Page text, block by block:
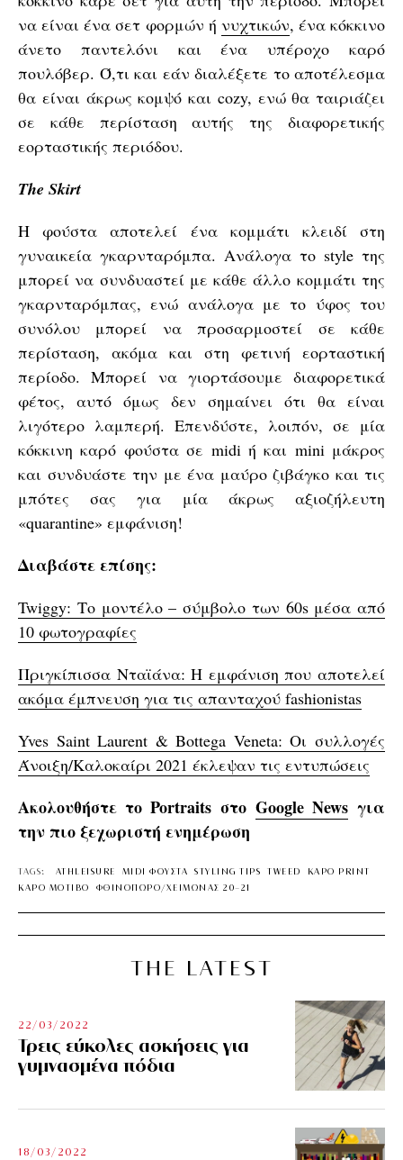
να είναι ένα σετ φορμών ή νυχτικών, ένα κόκκινο
άνετο παντελόνι και ένα υπέροχο καρό
πουλόβερ. Ό,τι και εάν διαλέξετε το αποτέλεσμα
θα είναι άκρως κομψό και cozy, ενώ θα ταιριάζει
σε κάθε περίσταση αυτής της διαφορετικής
εορταστικής περιόδου.
The Skirt
Η φούστα αποτελεί ένα κομμάτι κλειδί στη
γυναικεία γκαρνταρόμπα. Ανάλογα το style της
μπορεί να συνδυαστεί με κάθε άλλο κομμάτι της
γκαρνταρόμπας, ενώ ανάλογα με το ύφος του
συνόλου μπορεί να προσαρμοστεί σε κάθε
περίσταση, ακόμα και στη φετινή εορταστική
περίοδο. Μπορεί να γιορτάσουμε διαφορετικά
φέτος, αυτό όμως δεν σημαίνει ότι θα είναι
λιγότερο λαμπερή. Επενδύστε, λοιπόν, σε μία
κόκκινη καρό φούστα σε midi ή και mini μάκρος
και συνδυάστε την με ένα μαύρο ζιβάγκο και τις
μπότες σας για μία άκρως αξιοζήλευτη
«quarantine» εμφάνιση!
Διαβάστε επίσης:
Twiggy: Το μοντέλο – σύμβολο των 60s μέσα από
10 φωτογραφίες
Πριγκίπισσα Νταϊάνα: H εμφάνιση που αποτελεί
ακόμα έμπνευση για τις απανταχού fashionistas
Yves Saint Laurent & Bottega Veneta: Οι συλλογές
Άνοιξη/Καλοκαίρι 2021 έκλεψαν τις εντυπώσεις
Ακολουθήστε το Portraits στο Google Newsγια
την πιο ξεχωριστή ενημέρωση
TAGS: ATHLEISURE MIDI ΦΟΥΣΤΑ STYLING TIPS TWEED
ΚΑΡΟ PRINT
ΚΑΡΟ ΜΟΤΙΒΟ
ΦΘΙΝΟΠΩΡΟ/ΧΕΙΜΩΝΑΣ 20-21
THE LATEST
22/03/2022
Τρεις εύκολες ασκήσεις για
γυμνασμένα πόδια
18/03/2022